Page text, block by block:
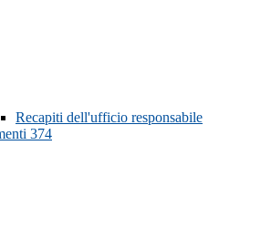
Recapiti dell'ufficio responsabile
374